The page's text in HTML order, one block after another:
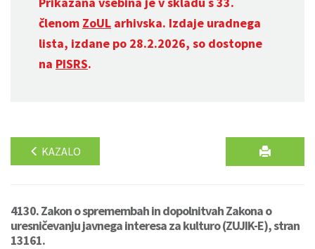
členom ZoUL arhivska. Izdaje uradnega
lista, izdane po 28.2.2026, so dostopne
na PISRS.
KAZALO
4130. Zakon o spremembah in dopolnitvah Zakona o
uresničevanju javnega interesa za kulturo (ZUJIK-E), stran
13161.